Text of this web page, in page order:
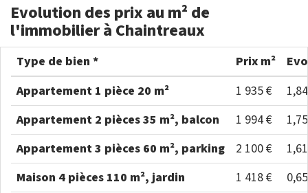
Evolution des prix au m² de
l'immobilier à Chaintreaux
Type de bien * Prix m²
Appartement 1 pièce 20 m²
1 935 €
Appartement 2 pièces 35 m², balcon
1 994 €
Appartement 3 pièces 60 m², parking
2 100 €
Maison 4 pièces 110 m², jardin
1 418 €